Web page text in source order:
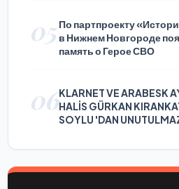
05 По партпроекту
в Нижнем Новгороде
память о Герое СВО
06KLARNET VE ARABESK
HALİS GÜRKAN
SOYLU 'DAN